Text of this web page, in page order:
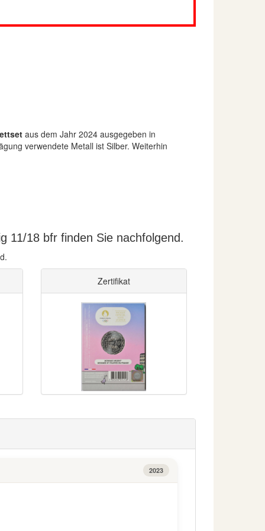
aus dem Jahr 2024 ausgegeben in
verwendete Metall ist Silber. Weiterhin
11/18 bfr finden Sie nachfolgend.
Zertifikat
2023